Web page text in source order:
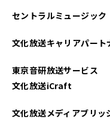
2025年01
セントラルミュージック
文化放送キャリアパート
東京音研放送サービス
文化放送iCraft
文化放送メディアブリッ